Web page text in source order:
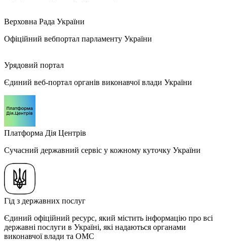
Верховна Рада України
Офіційний вебпортал парламенту України
Урядовий портал
Єдиний веб-портал органів виконавчої влади України
Платформа Дія Центрів
Сучасний державний сервіс у кожному куточку України
Гід з державних послуг
Єдиний офіційний ресурс, який містить інформацію про всі
державні послуги в Україні, які надаються органами
виконавчої влади та ОМС